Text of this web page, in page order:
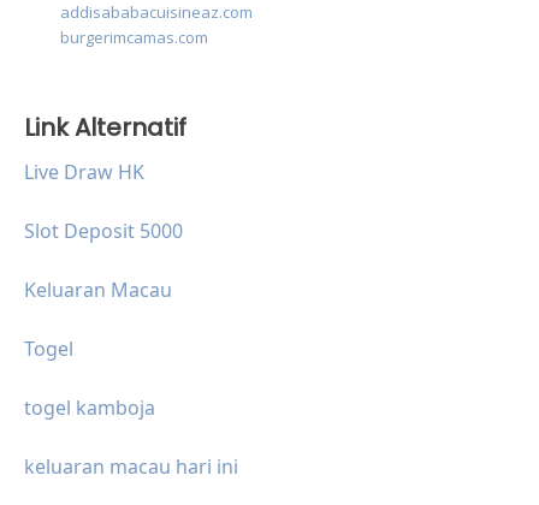
addisababacuisineaz.com
burgerimcamas.com
Link Alternatif
Live Draw HK
Slot Deposit 5000
Keluaran Macau
Togel
togel kamboja
keluaran macau hari ini